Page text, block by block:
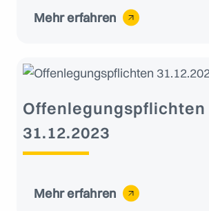
Mehr erfahren
Offenlegungspflichten
31.12.2023
Mehr erfahren